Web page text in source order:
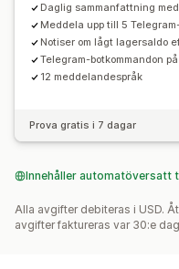
Daglig sammanfattning
Meddela upp till 5
Notiser om lågt lagersaldo
Telegram-botkommandon
12 meddelandespråk
Prova gratis i 7 dagar
Innehåller automatöversatt
Alla avgifter debiteras i USD.
avgifter faktureras var 30:e